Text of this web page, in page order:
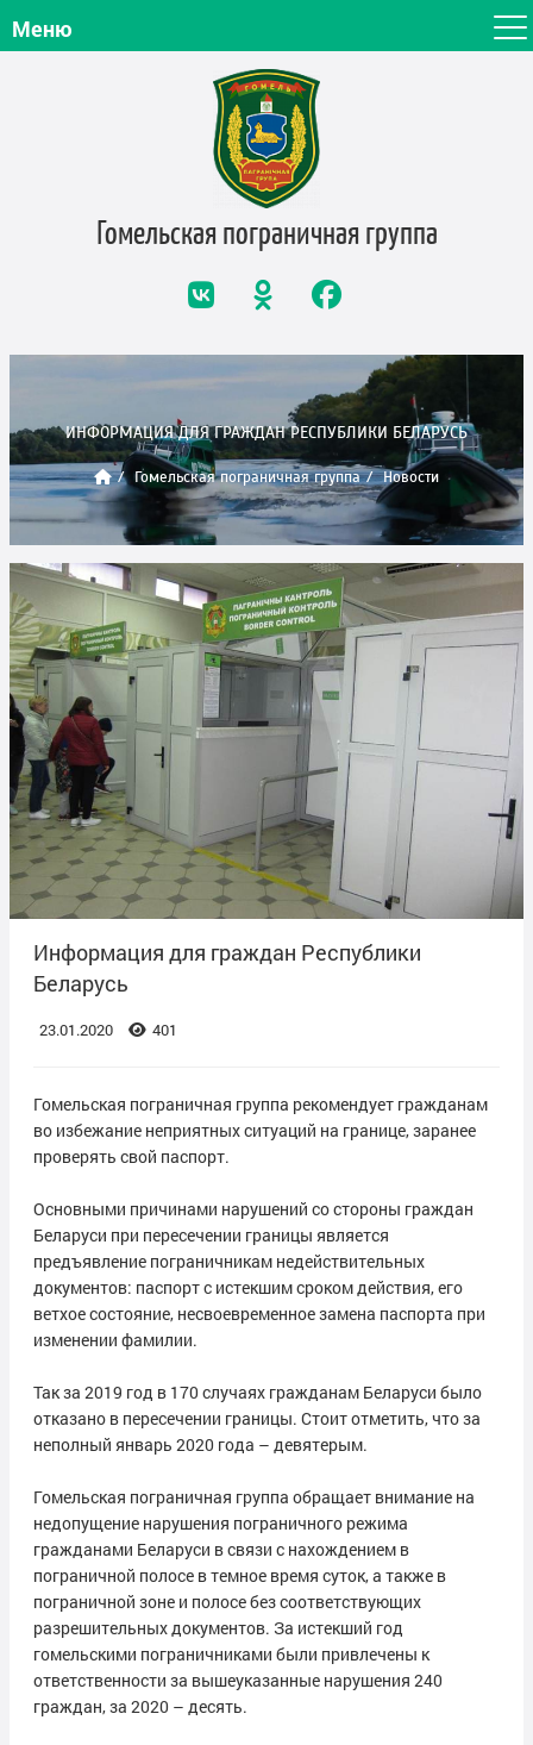
Меню
Гомельская пограничная группа
ИНФОРМАЦИЯ ДЛЯ ГРАЖДАН РЕСПУБЛИКИ БЕЛАРУСЬ
Гомельская пограничная группа Новости
Информация для граждан Республики
Беларусь
23.01.2020 401
Гомельская пограничная группа рекомендует гражданам
во избежание неприятных ситуаций на границе, заранее
проверять свой паспорт.
Основными причинами нарушений со стороны граждан
Беларуси при пересечении границы является
предъявление пограничникам недействительных
документов: паспорт с истекшим сроком действия, его
ветхое состояние, несвоевременное замена паспорта при
изменении фамилии.
Так за 2019 год в 170 случаях гражданам Беларуси было
отказано в пересечении границы. Стоит отметить, что за
неполный январь 2020 года – девятерым.
Гомельская пограничная группа обращает внимание на
недопущение нарушения пограничного режима
гражданами Беларуси в связи с нахождением в
пограничной полосе в темное время суток, а также в
пограничной зоне и полосе без соответствующих
разрешительных документов. За истекший год
гомельскими пограничниками были привлечены к
ответственности за вышеуказанные нарушения 240
граждан, за 2020 – десять.